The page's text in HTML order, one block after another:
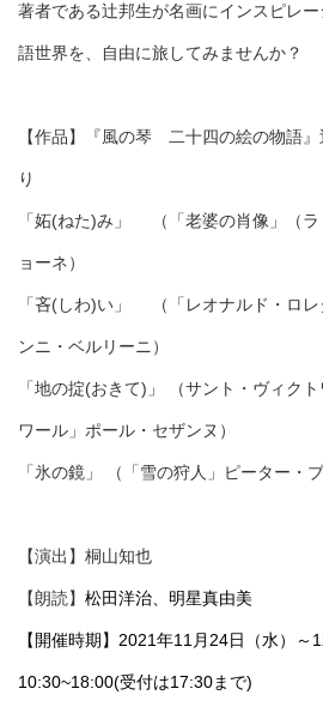
著者である辻邦生が名画にインスピレ
語世界を、自由に旅してみませんか？
【作品】『風の琴 二十四の絵の物語
り
「妬(ねた)み」 （「老婆の肖像」（ラ
ョーネ）
「吝(しわ)い」 （「レオナルド・ロレ
ンニ・ベルリーニ）
「地の掟(おきて)」 （サント・ヴィク
ワール」ポール・セザンヌ）
「氷の鏡」 （「雪の狩人」ピーター・
【演出】桐山知也
【朗読】 松田洋治、明星真由美
【開催時期】2021年11月24日（水）～
10:30~18:00(受付は17:30まで)